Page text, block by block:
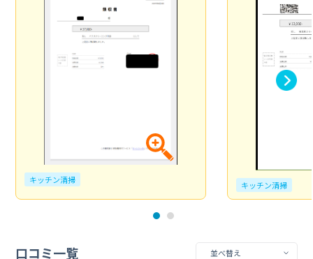
キッチン清掃 キッチン清掃
口コミ一覧